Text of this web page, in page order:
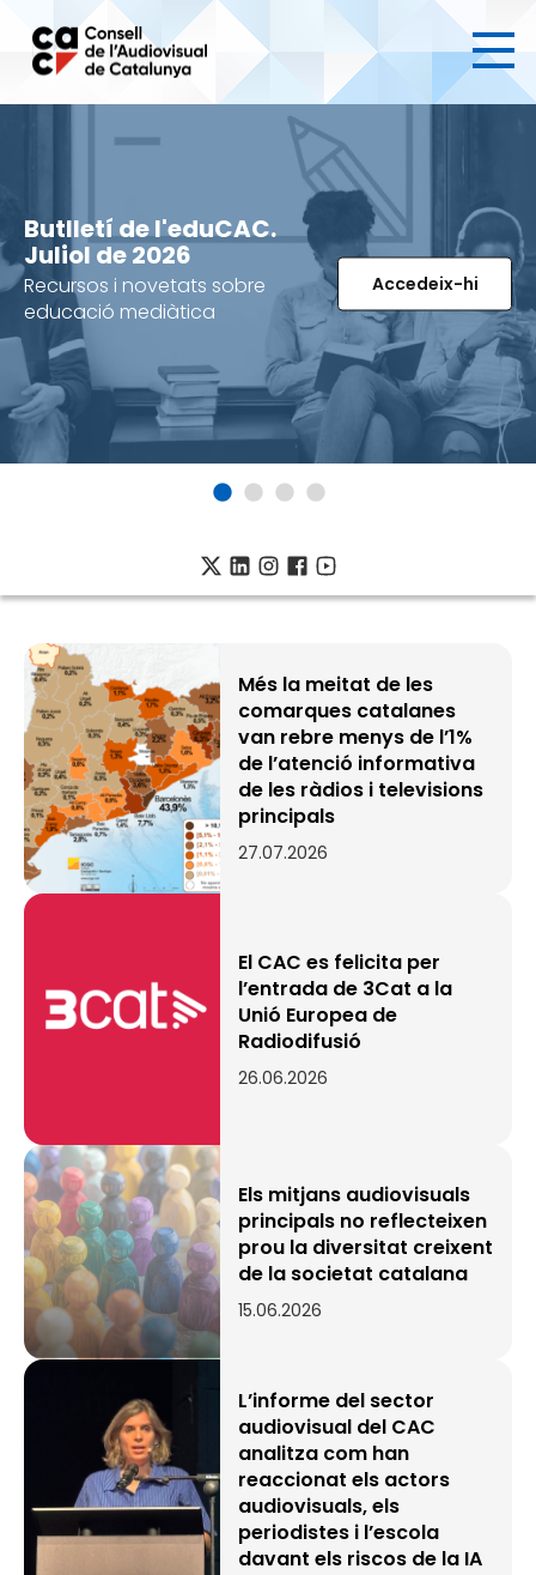
contingut
Butlletí de l'eduCAC.
Juliol de 2026
Recursos i novetats sobre
educació mediàtica
Accedeix-hi
Consell
de
l'Audiovisual
de
Catalunya
Més la meitat de les
comarques catalanes
van rebre menys de l’1%
de l’atenció informativa
de les ràdios i televisions
principals
27.07.2026
El CAC es felicita per
l’entrada de 3Cat a la
Unió Europea de
Radiodifusió
26.06.2026
Els mitjans audiovisuals
principals no reflecteixen
prou la diversitat creixent
de la societat catalana
15.06.2026
L’informe del sector
audiovisual del CAC
analitza com han
reaccionat els actors
audiovisuals, els
periodistes i l’escola
davant els riscos de la IA